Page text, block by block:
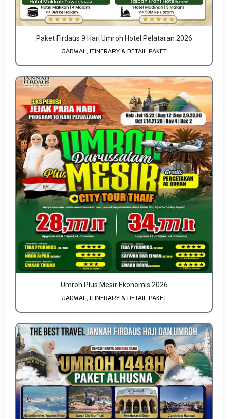
Paket Firdaus 9 Hari Umroh Hotel Pelataran 2026
JADWAL, ITINERARY & DETAIL PAKET
Umroh Plus Mesir Ekonomis 2026
JADWAL, ITINERARY & DETAIL PAKET